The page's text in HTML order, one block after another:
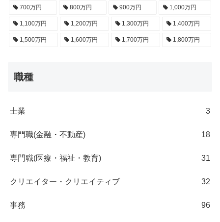
700万円 800万円 900万円 1,000万円
1,100万円 1,200万円 1,300万円 1,400万円
1,500万円 1,600万円 1,700万円 1,800万円
職種
士業 3
専門職(金融・不動産) 18
専門職(医療・福祉・教育) 31
クリエイター・クリエイティブ 32
事務 96